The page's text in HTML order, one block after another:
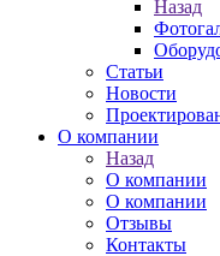
Назад
Статьи
Новости
О компании
Назад
О компании
О компании
Отзывы
Контакты